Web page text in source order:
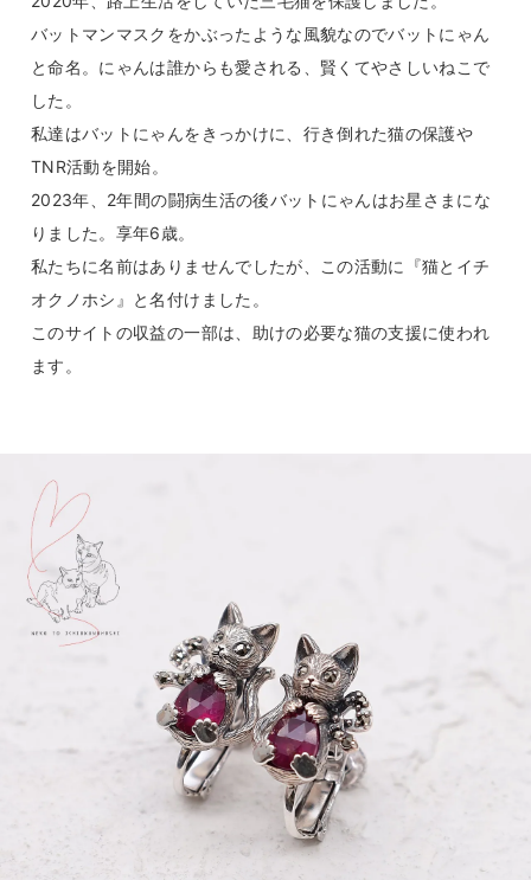
バットマンマスクをかぶったような風貌なのでバットにゃん
と命名。にゃんは誰からも愛される、賢くてやさしいねこで
した。
私達はバットにゃんをきっかけに、行き倒れた猫の保護や
TNR活動を開始。
2023年、2年間の闘病生活の後バットにゃんはお星さまにな
りました。享年6歳。
私たちに名前はありませんでしたが、この活動に『猫とイチ
オクノホシ』と名付けました。
このサイトの収益の一部は、助けの必要な猫の支援に使われ
ます。